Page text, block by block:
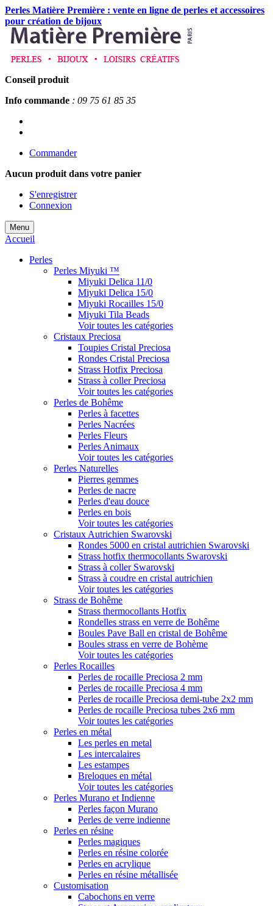
Perles Matière Première : vente en ligne de perles et accessoires
pour création de bijoux
Conseil produit
Info commande : 09 75 61 85 35
Commander
Aucun produit dans votre panier
S'enregistrer
Connexion
Menu
Accueil
Perles
Perles Miyuki ™
Miyuki Delica 11/0
Miyuki Delica 15/0
Miyuki Rocailles 15/0
Miyuki Tila Beads
Voir toutes les catégories
Cristaux Preciosa
Toupies Cristal Preciosa
Rondes Cristal Preciosa
Strass Hotfix Preciosa
Strass à coller Preciosa
Voir toutes les catégories
Perles de Bohême
Perles à facettes
Perles Nacrées
Perles Fleurs
Perles Animaux
Voir toutes les catégories
Perles Naturelles
Pierres gemmes
Perles de nacre
Perles d'eau douce
Perles en bois
Voir toutes les catégories
Cristaux Autrichien Swarovski
Rondes 5000 en cristal autrichien Swarovski
Strass hotfix thermocollants Swarovski
Strass à coller Swarovski
Strass à coudre en cristal autrichien
Voir toutes les catégories
Strass de Bohême
Strass thermocollants Hotfix
Rondelles strass en verre de Bohême
Boules Pave Ball en cristal de Bohême
Boules strass en verre de Bohème
Voir toutes les catégories
Perles Rocailles
Perles de rocaille Preciosa 2 mm
Perles de rocaille Preciosa 4 mm
Perles de rocaille Preciosa demi-tube 2x2 mm
Perles de rocaille Preciosa tubes 2x6 mm
Voir toutes les catégories
Perles en métal
Les perles en metal
Les intercalaires
Les estampes
Breloques en métal
Voir toutes les catégories
Perles Murano et Indienne
Perles façon Murano
Perles de verre indienne
Perles en résine
Perles magiques
Perles en résine colorée
Perles en acrylique
Perles en résine métallisée
Customisation
Cabochons en verre